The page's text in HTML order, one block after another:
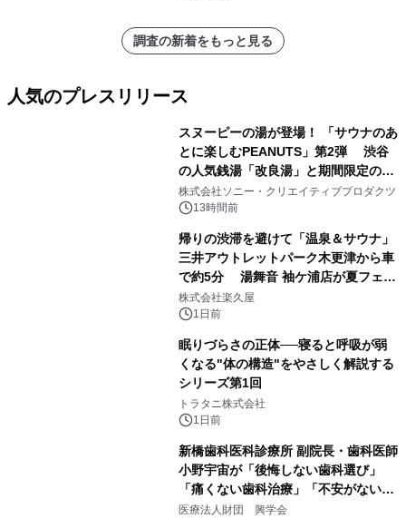
調査の新着をもっと見る
人気のプレスリリース
スヌーピーの湯が登場！ 「サウナのあ
とに楽しむPEANUTS」第2弾 渋谷
の人気銭湯「改良湯」と期間限定のコ
ラボレーション サウナイキタイコラ
ボグッズも発売決定！
株式会社ソニー・クリエイティブプロダクツ
13時間前
帰りの渋滞を避けて「温泉＆サウナ」
三井アウトレットパーク木更津から車
で約5分 湯舞音 袖ケ浦店が夏フェア
メニューを提供
株式会社楽久屋
1日前
眠りづらさの正体──寝ると呼吸が弱
くなる"体の構造"をやさしく解説する
シリーズ第1回
トラタニ株式会社
1日前
新橋歯科医科診療所 副院長・歯科医師
小野宇宙が「後悔しない歯科選び」
「痛くない歯科治療」「不安がない治
療計画」をテーマに専門監修
医療法人財団 興学会